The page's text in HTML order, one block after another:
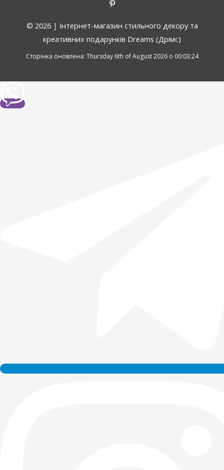
© 2026 | Інтернет-магазин стильного декору та
креативних подарунків Dreams (Дрімс)
Сторінка оновлена: Thursday 6th of August 2026 о 00:03:24